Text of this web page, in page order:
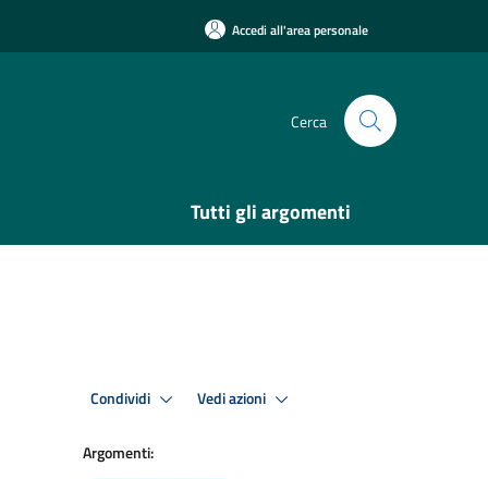
Accedi all'area personale
Cerca
Tutti gli argomenti
Condividi Vedi azioni
Argomenti: